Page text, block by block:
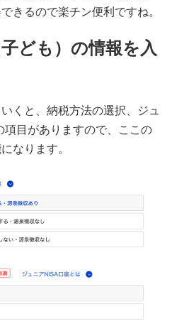
きるので楽チン便利ですね。
ども）の情報を入
くと、納税方法の選択、ジュ
目がありますので、ここの
なります。